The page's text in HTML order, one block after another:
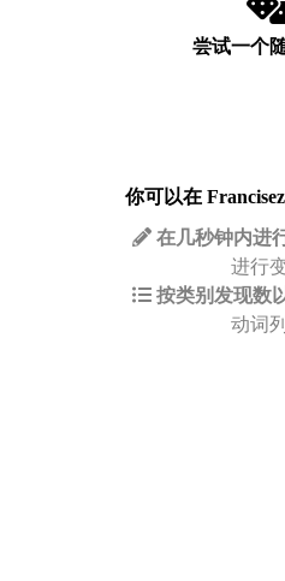
尝试一个
你可以在
在几秒钟内进
进行
按类别发现数
动词